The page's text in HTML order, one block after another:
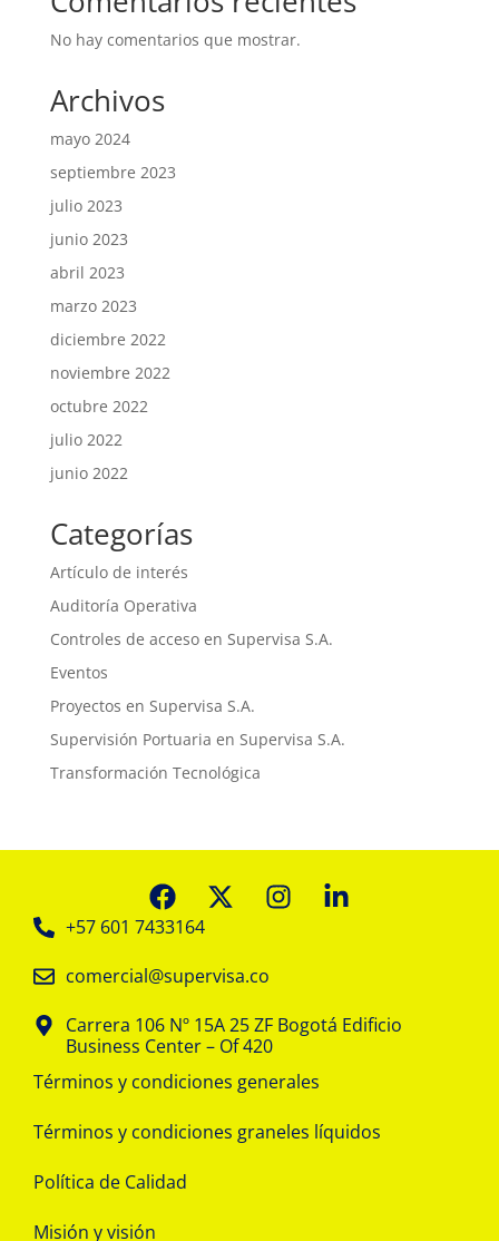
No hay comentarios que mostrar.
Archivos
mayo 2024
septiembre 2023
julio 2023
junio 2023
abril 2023
marzo 2023
diciembre 2022
noviembre 2022
octubre 2022
julio 2022
junio 2022
Categorías
Artículo de interés
Auditoría Operativa
Controles de acceso en Supervisa S.A.
Eventos
Proyectos en Supervisa S.A.
Supervisión Portuaria en Supervisa S.A.
Transformación Tecnológica
+57 601 7433164
comercial@supervisa.co
Carrera 106 Nº 15A 25 ZF Bogotá Edificio
Business Center – Of 420
Términos y condiciones generales
Términos y condiciones graneles líquidos
Política de Calidad
Misión y visión